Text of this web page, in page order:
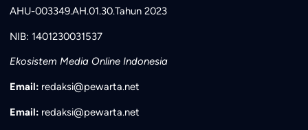
AHU-003349.AH.01.30.Tahun 2023
NIB: 1401230031537
Ekosistem Media Online Indonesia
Email: redaksi@pewarta.net
Email: redaksi@pewarta.net